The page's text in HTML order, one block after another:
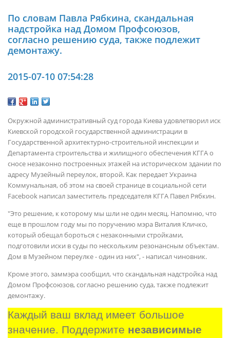
По словам Павла Рябкина, скандальная
надстройка над Домом Профсоюзов,
согласно решению суда, также подлежит
демонтажу.
2015-07-10 07:54:28
Окружной административный суд города Киева удовлетворил иск
Киевской городской государственной администрации в
Государственной архитектурно-строительной инспекции и
Департамента строительства и жилищного обеспечения КГГА о
сносе незаконно построенных этажей на историческом здании по
адресу Музейный переулок, второй. Как передаетУкраина
Коммунальная, об этом на своей странице в социальной сети
Facebook написал заместитель председателя КГГА Павел Рябкин.
"Это решение, к которому мы шли не один месяц. Напомню, что
еще в прошлом году мы по поручению мэра Виталия Кличко,
который обещал бороться с незаконными стройками,
подготовили иски в суды по нескольким резонансным объектам.
Дом в Музейном переулке - один из них", - написал чиновник.
Кроме этого, заммэра сообщил, что скандальная надстройка над
Домом Профсоюзов, согласно решению суда, также подлежит
демонтажу.
Каждый ваш вклад имеет большое
значение. Поддержите независимые